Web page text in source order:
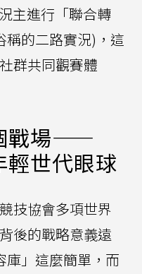
主進行「聯合轉
稱的二路實況)，這
群共同觀賽體
戰場——
輕世代眼球
技協會多項世界
後的戰略意義遠
庫」這麼簡單，而